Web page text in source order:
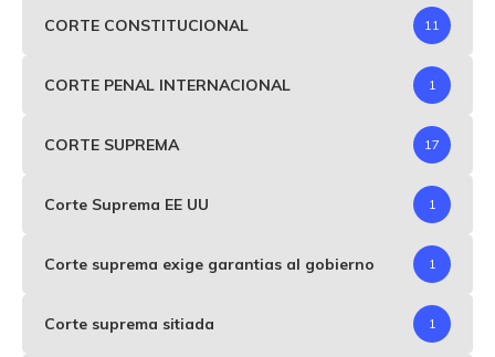
CORTE CONSTITUCIONAL 11
CORTE PENAL INTERNACIONAL 1
CORTE SUPREMA 17
Corte Suprema EE UU 1
Corte suprema exige garantias al gobierno 1
Corte suprema sitiada 1